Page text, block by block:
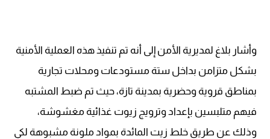
وأشار بلاغ لمديرية الأمن إلى أنه تم تنفيذ هذه العملية الأمنية
بشكل متزامن بداخل ستة مستودعات ومحلات تجارية
بمناطق قروية وحضرية بمدينة تازة، حيث تم ضبط المشتبه
فيهم متلبسين بإعداد وترويج زيوت غذائية مغشوشة،
وذلك عن طريق خلط زيت المائدة بمواد ملونة مشبوهة لكي